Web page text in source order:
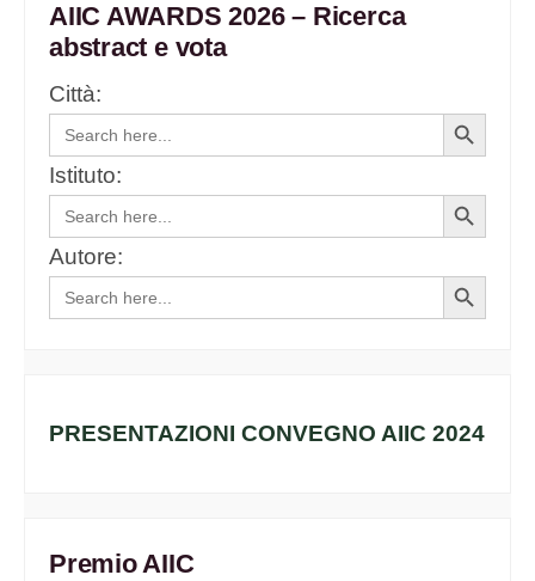
AIIC AWARDS 2026 – Ricerca
abstract e vota
Città:
Search
for:
Search
Button
Istituto:
Search
for:
Search
Button
Autore:
Search
for:
Search
Button
PRESENTAZIONI CONVEGNO AIIC 2024
Premio AIIC